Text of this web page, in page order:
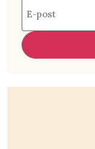
E-post